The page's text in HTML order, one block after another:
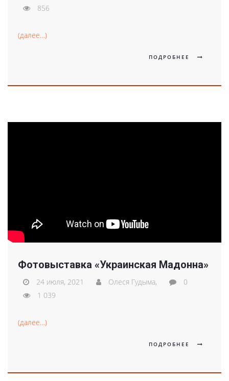
856
(далее…)
ПОДРОБНЕЕ
Фотовыставка «Украинская Мадонна»
24 июля, 2021 Олеся Гудыма,
0
1 039
(далее…)
ПОДРОБНЕЕ